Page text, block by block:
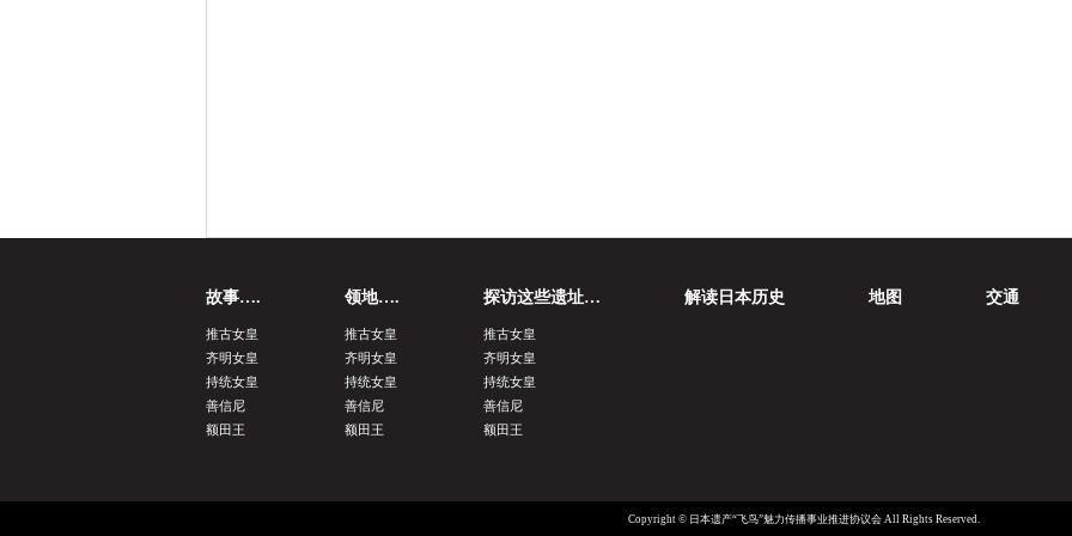
故事….
推古女皇
齐明女皇
持统女皇
善信尼
额田王
领地….
推古女皇
齐明女皇
持统女皇
善信尼
额田王
探访这些遗址…
推古女皇
齐明女皇
持统女皇
善信尼
额田王
解读日本历史 地图 交通
Copyright © 日本遗产“飞鸟”魅力传播事业推进协议会 All Rights Reserved.